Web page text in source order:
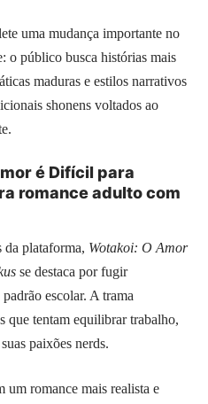
uma mudança importante no
o público busca histórias mais
maduras e estilos narrativos
shonens voltados ao
é Difícil para
romance adulto com
da plataforma, Wotakoi: O Amor
se destaca por fugir
escolar. A trama
que tentam equilibrar trabalho,
paixões nerds.
um romance mais realista e